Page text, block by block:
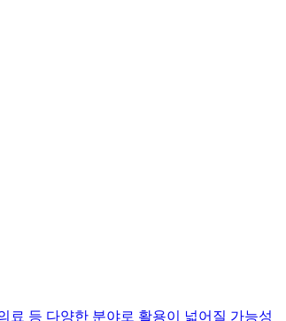
료 등 다양한 분야로 활용이 넓어질 가능성